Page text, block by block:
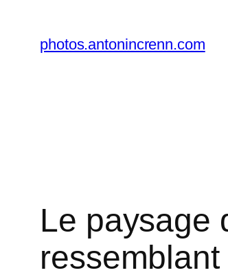
contenu
photos.antonincrenn.com
Le paysage
ressemblant